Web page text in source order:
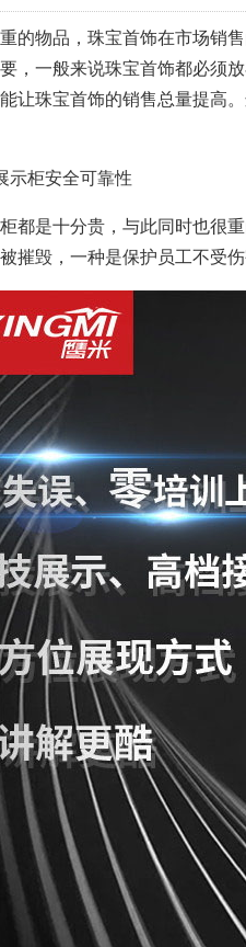
物品，珠宝首饰在市场销售
，一般来说珠宝首饰都必须
让珠宝首饰的销售总量提高
柜安全可靠性
是十分贵，与此同时也很重
摧毁，一种是保护员工不受